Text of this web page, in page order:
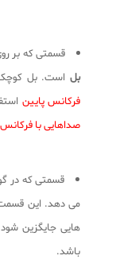
قسمتی که بر
بلاست. بل کوچک
فرکانس پایین
صداهایی با فرکانس
قسمتی که در
می دهد. این
هایی جایگزین
باشد.